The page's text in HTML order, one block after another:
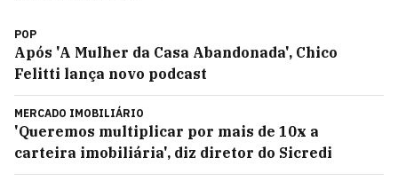
POP
Após 'A Mulher da Casa Abandonada', Chico
Felitti lança novo podcast
MERCADO IMOBILIÁRIO
'Queremos multiplicar por mais de 10x a
carteira imobiliária', diz diretor do Sicredi